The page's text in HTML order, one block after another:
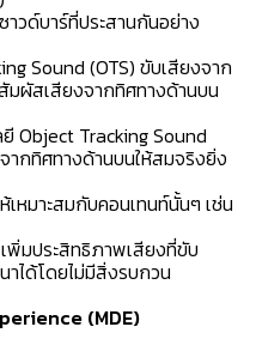
วด์บาร์ที่ประสานกันอย่าง
Sound (OTS) ขับเสียงจาก
มผัสเสียงจากทิศทางด้านบน
Object Tracking Sound
ากทิศทางด้านบนให้สมจริงยิ่ง
หมาะสมกับคอนเทนท์นั้นๆ เช่น
พิ่มประสิทธิภาพเสียงที่ขับ
ได้โดยไม่มีสิ่งรบกวน
(MDE)